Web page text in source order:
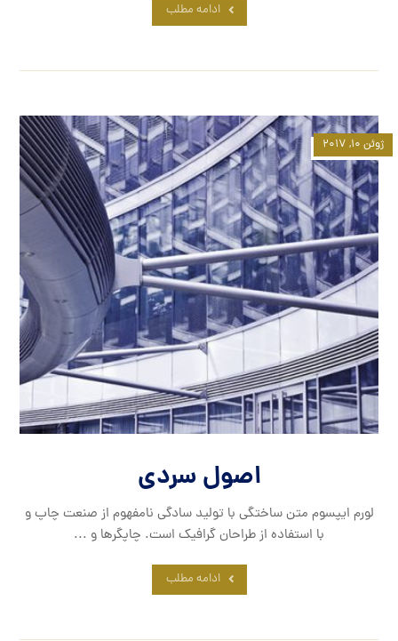
ادامه مطلب
اصول سردی
ژوئن ۱۰, ۲۰۱۷
لورم ایپسوم متن ساختگی با تولید سادگی نامفهوم از صنعت چاپ و
با استفاده از طراحان گرافیک است. چاپگرها و ...
ادامه مطلب